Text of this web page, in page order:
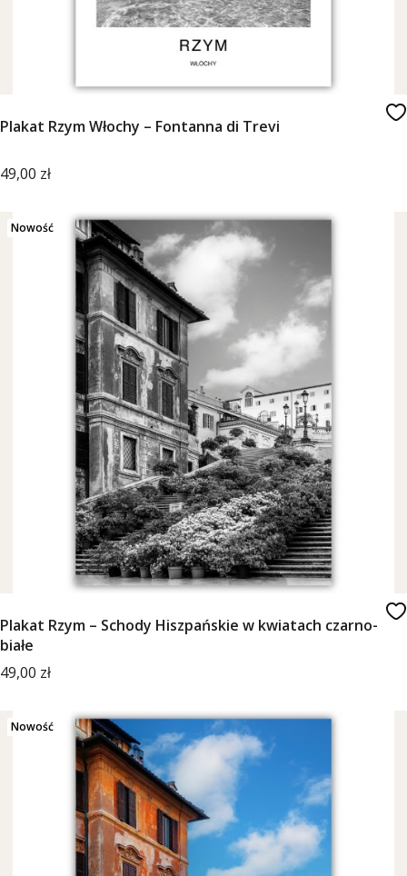
Plakat Rzym Włochy – Fontanna di Trevi
Cena
49,00 zł
Nowość
Plakat Rzym – Schody Hiszpańskie w kwiatach czarno-
białe
Cena
49,00 zł
Nowość